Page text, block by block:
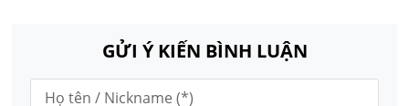
GỬI Ý KIẾN BÌNH LUẬN